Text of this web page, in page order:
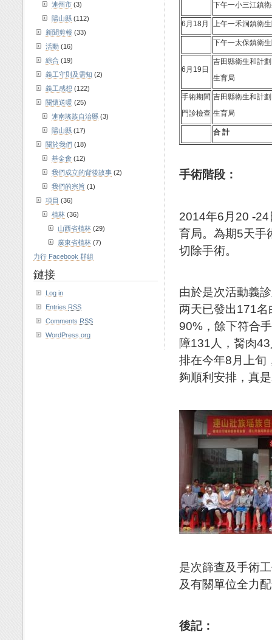
下午一小三江鎮
6月18月 上午一禾洞鎮衛
下午一太保鎮衛
6月19日
吉田縣衛生和計劃
生育局
手術期間
門診檢查
吉田縣衛生和計劃
生育局
合 計
手術階段 ：
2014年6月20 -24
育局。為期5天手
切除手術。
由於是次活動義
两天已發出171
90%，餘下符合
障131人，胬肉
排在今年8月上旬
夠順利安排，真
是次篩查及手術
及有關單位全力
後記：
連州市 (3)
陽山縣 (112)
新聞剪報 (33)
活動 (16)
綜合 (19)
義工守則及需知 (2)
義工感想 (122)
關懷送暖 (25)
連南瑤族自治縣 (3)
陽山縣 (17)
關於我們 (18)
基金會 (12)
我們成立的背後故事 (2)
我們的宗旨 (1)
項目 (36)
植林 (36)
山西省植林 (29)
廣東省植林 (7)
力行 Facebook 群組
鏈接
Log in
Entries RSS
Comments RSS
WordPress.org